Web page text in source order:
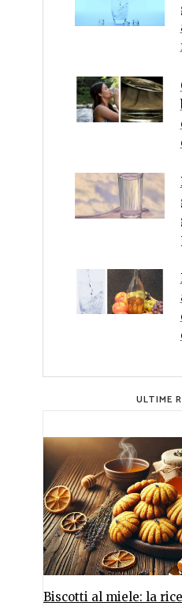
ULTIME
Biscotti al miele: la